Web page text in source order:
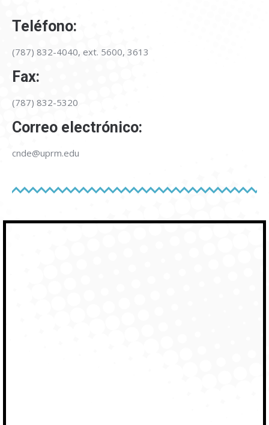
Teléfono:
(787) 832-4040, ext. 5600, 3613
Fax:
(787) 832-5320
Correo electrónico:
cnde@uprm.edu